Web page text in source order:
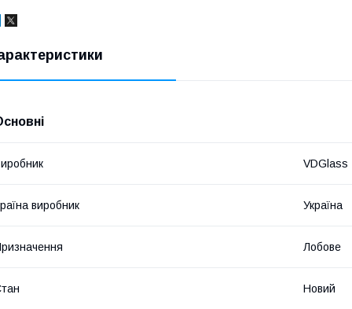
VDGlass
виробник Україна
Лобове
Новий